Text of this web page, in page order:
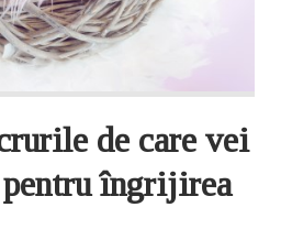
de care vei
îngrijirea